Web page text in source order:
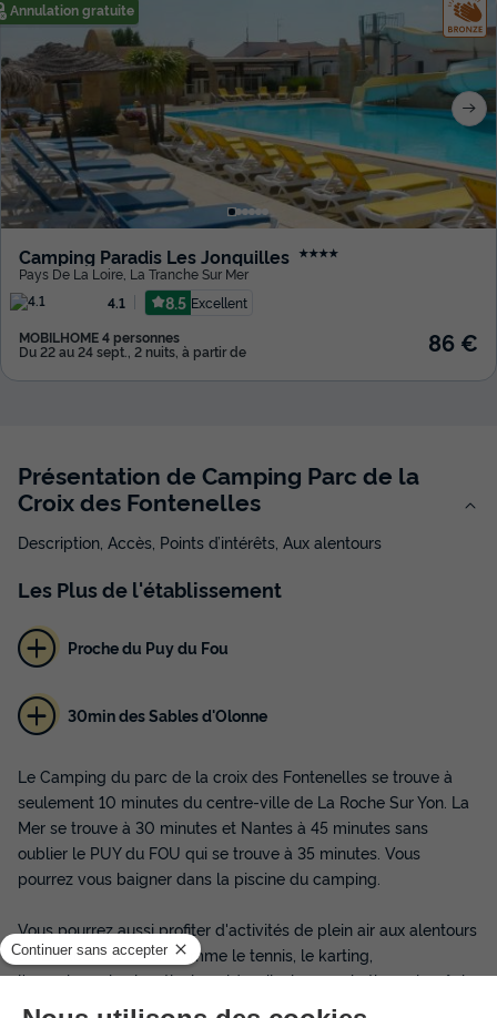
Annulation gratuite
Camping Paradis Les Jonquilles ★★★★
Pays De La Loire La Tranche Sur Mer
4.1
8.5 Excellent
MOBILHOME 4 personnes
Du 22 au 24 sept., 2 nuits, à partir de 86 €
Présentation de Camping Parc de la
Croix des Fontenelles
Description, Accès, Points d’intérêts, Aux alentours
Les Plusde l'établissement
Proche du Puy du Fou
30min des Sables d'Olonne
Le Camping du parc de la croix des Fontenelles se trouve à
seulement 10 minutes du centre-ville de La Roche Sur Yon. La
Mer se trouve à 30 minutes et Nantes à 45 minutes sans
oublier le PUY du FOU qui se trouve à 35 minutes. Vous
pourrez vous baigner dans la piscine du camping.
Vous pourrez aussi profiter d'activités de plein air aux alentours
de La Roche Sur Yon comme le tennis, le karting,
l'accrobranche, le vélo, le vol à voile, le parachutisme, la pêche
ou l'aviron... Pour les plus casaniers, le parc possède : une